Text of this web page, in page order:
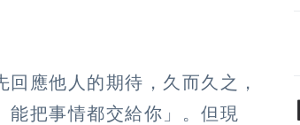
應他人的期待，久而久之，
能把事情都交給你」。但現